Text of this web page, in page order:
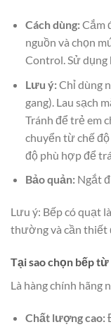
Cách dùng:Cắm
nguồn và chọn
Control. Sử dụng
Lưu ý:Chỉ dùng
gang). Lau sạch
Tránh để trẻ em
chuyển từ chế
độ phù hợp để
Bảo quản:Ngắt
Lưu ý: Bếp có quạt
thường và cần thiết
Tại sao chọn bếp
Là hàng chính hãng
Chất lượng cao: